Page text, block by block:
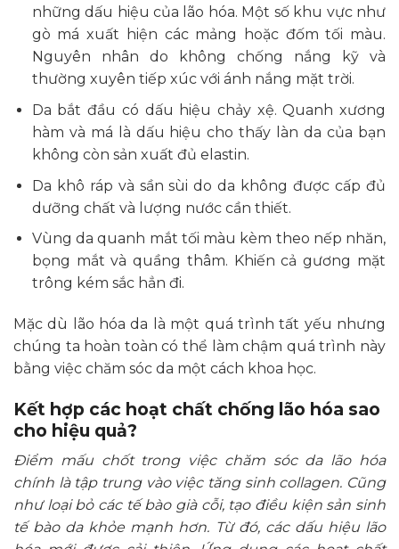
những dấu hiệu của lão hóa. Một số khu vực như
gò má xuất hiện các mảng hoặc đốm tối màu.
Nguyên nhân do không chống nắng kỹ và
thường xuyên tiếp xúc với ánh nắng mặt trời.
Da bắt đầu có dấu hiệu chảy xệ. Quanh xương
hàm và má là dấu hiệu cho thấy làn da của bạn
không còn sản xuất đủ elastin.
Da khô ráp và sần sùi do da không được cấp đủ
dưỡng chất và lượng nước cần thiết.
Vùng da quanh mắt tối màu kèm theo nếp nhăn,
bọng mắt và quầng thâm. Khiến cả gương mặt
trông kém sắc hẳn đi.
Mặc dù lão hóa da là một quá trình tất yếu nhưng
chúng ta hoàn toàn có thể làm chậm quá trình này
bằng việc chăm sóc da một cách khoa học.
Kết hợp các hoạt chất chống lão hóa sao
cho hiệu quả?
Điểm mấu chốt trong việc chăm sóc da lão hóa
chính là tập trung vào việc tăng sinh collagen. Cũng
như loại bỏ các tế bào già cỗi, tạo điều kiện sản sinh
tế bào da khỏe mạnh hơn. Từ đó, các dấu hiệu lão